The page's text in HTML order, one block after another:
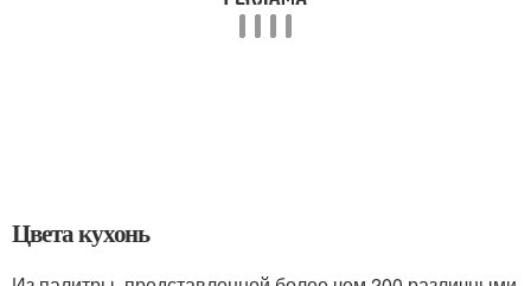
Цвета кухонь